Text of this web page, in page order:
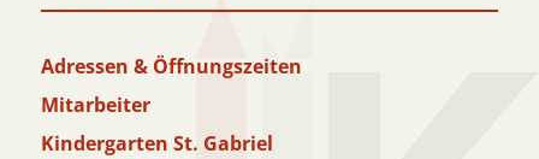
Adressen & Öffnungszeiten
Mitarbeiter
Kindergarten St. Gabriel